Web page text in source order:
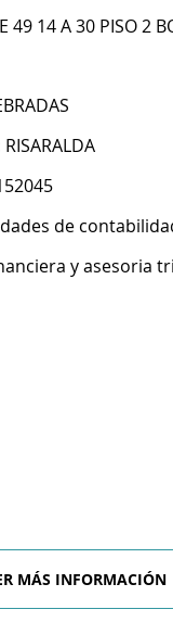
49 14 A 30 PISO 2
RISARALDA
de
y asesoria
MÁS INFORMACIÓN